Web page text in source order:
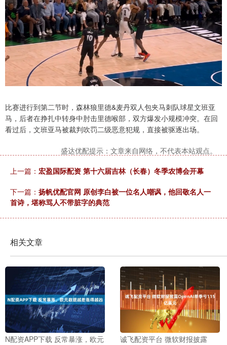
比赛进行到第二节时，森林狼里德&麦丹双人包夹马刺队球星文班亚
马，后者在挣扎中转身中肘击里德喉部，双方爆发小规模冲突。在回
看过后，文班亚马被裁判吹罚二级恶意犯规，直接被驱逐出场。
盛达优配提示：文章来自网络，不代表本站观点。
上一篇： 宏盈国际配资 第十六届吉林（长春）冬季农博会开幕
下一篇： 扬帆优配官网 原创李白被一位名人嘲讽，他回敬名人一
首诗，堪称骂人不带脏字的典范
相关文章
N配资APP下载 反常暴涨，欧元
诚飞配资平台 微软财报披露